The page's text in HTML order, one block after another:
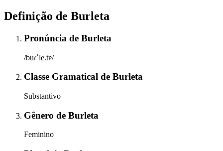
Definição de Burleta
Pronúncia de Burleta
/buɾˈle.tɐ/
Classe Gramatical de Burleta
Substantivo
Gênero de Burleta
Feminino